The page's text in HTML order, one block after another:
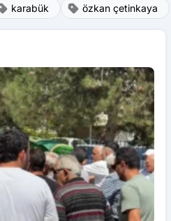
karabük özkan çetinkaya